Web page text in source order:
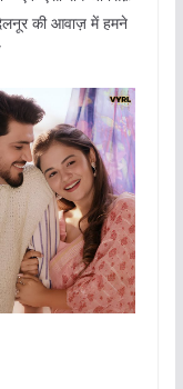
की आवाज़ में हमने